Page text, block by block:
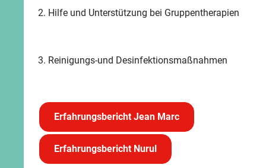
2. Hilfe und Unterstützung bei Gruppentherapien
3. Reinigungs-und Desinfektionsmaßnahmen
Erfahrungsbericht Jean Marc
Erfahrungsbericht Nurul